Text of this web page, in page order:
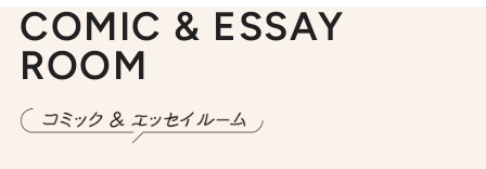
COMIC & ESSAY
ROOM